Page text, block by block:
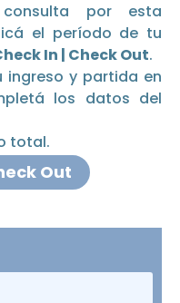
por esta
el período de tu
In | Check Out.
ingreso y partida en
los datos del
total.
Out